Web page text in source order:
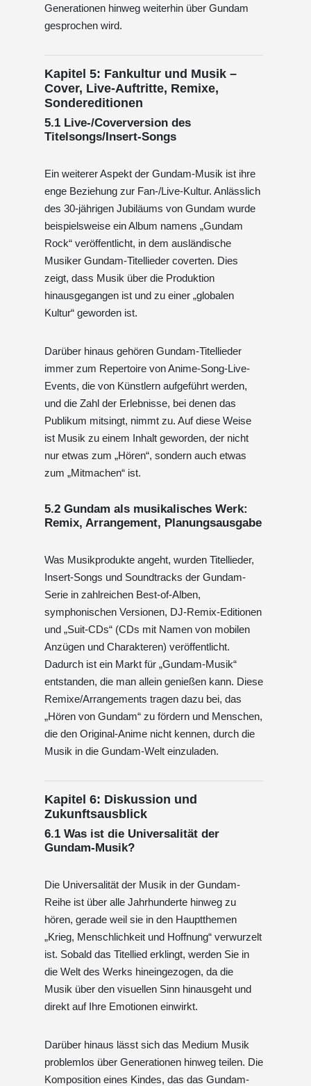
Generationen hinweg weiterhin über Gundam
gesprochen wird.
Kapitel 5: Fankultur und Musik –
Cover, Live-Auftritte, Remixe,
Sondereditionen
5.1 Live-/Coverversion des
Titelsongs/Insert-Songs
Ein weiterer Aspekt der Gundam-Musik ist ihre
enge Beziehung zur Fan-/Live-Kultur. Anlässlich
des 30-jährigen Jubiläums von Gundam wurde
beispielsweise ein Album namens „Gundam
Rock“ veröffentlicht, in dem ausländische
Musiker Gundam-Titellieder coverten. Dies
zeigt, dass Musik über die Produktion
hinausgegangen ist und zu einer „globalen
Kultur“ geworden ist.
Darüber hinaus gehören Gundam-Titellieder
immer zum Repertoire von Anime-Song-Live-
Events, die von Künstlern aufgeführt werden,
und die Zahl der Erlebnisse, bei denen das
Publikum mitsingt, nimmt zu. Auf diese Weise
ist Musik zu einem Inhalt geworden, der nicht
nur etwas zum „Hören“, sondern auch etwas
zum „Mitmachen“ ist.
5.2 Gundam als musikalisches Werk:
Remix, Arrangement, Planungsausgabe
Was Musikprodukte angeht, wurden Titellieder,
Insert-Songs und Soundtracks der Gundam-
Serie in zahlreichen Best-of-Alben,
symphonischen Versionen, DJ-Remix-Editionen
und „Suit-CDs“ (CDs mit Namen von mobilen
Anzügen und Charakteren) veröffentlicht.
Dadurch ist ein Markt für „Gundam-Musik“
entstanden, die man allein genießen kann. Diese
Remixe/Arrangements tragen dazu bei, das
„Hören von Gundam“ zu fördern und Menschen,
die den Original-Anime nicht kennen, durch die
Musik in die Gundam-Welt einzuladen.
Kapitel 6: Diskussion und
Zukunftsausblick
6.1 Was ist die Universalität der
Gundam-Musik?
Die Universalität der Musik in der Gundam-
Reihe ist über alle Jahrhunderte hinweg zu
hören, gerade weil sie in den Hauptthemen
„Krieg, Menschlichkeit und Hoffnung“ verwurzelt
ist. Sobald das Titellied erklingt, werden Sie in
die Welt des Werks hineingezogen, da die
Musik über den visuellen Sinn hinausgeht und
direkt auf Ihre Emotionen einwirkt.
Darüber hinaus lässt sich das Medium Musik
problemlos über Generationen hinweg teilen. Die
Komposition eines Kindes, das das Gundam-